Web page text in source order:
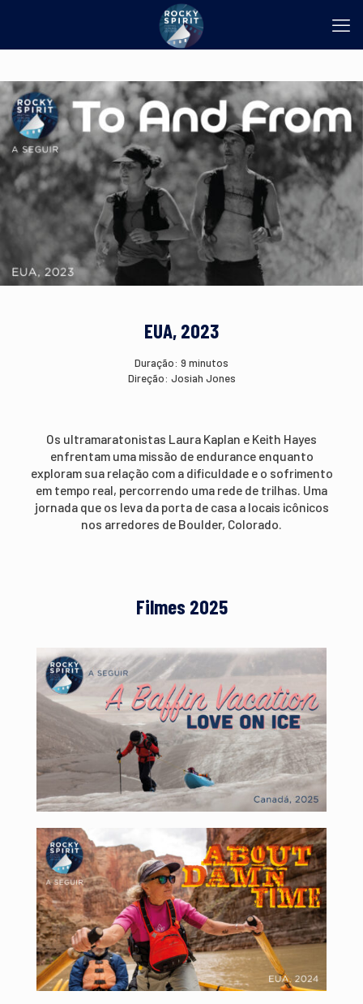
EUA, 2023
Duração: 9 minutos
Direção: Josiah Jones
Os ultramaratonistas Laura Kaplan e Keith Hayes
enfrentam uma missão de endurance enquanto
exploram sua relação com a dificuldade e o sofrimento
em tempo real, percorrendo uma rede de trilhas. Uma
jornada que os leva da porta de casa a locais icônicos
nos arredores de Boulder, Colorado.
Filmes 2025